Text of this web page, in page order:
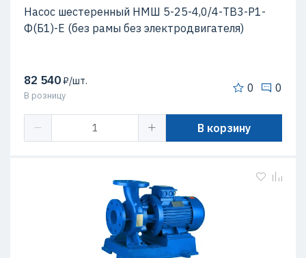
Насос шестеренный НМШ 5-25-4,0/4-ТВ3-Р1-
Ф(Б1)-Е (без рамы без электродвигателя)
82 540₽/шт.
В розницу
0 0
В корзину